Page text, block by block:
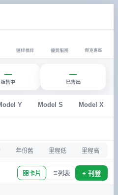
選牌標牌 優質服務 傑克專區
—
販售中
—
已售出
Y Model S Model X
年份舊 里程低 里程高
卡片 列表 + 刊登